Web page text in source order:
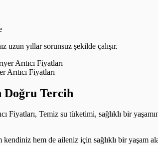
uzun yıllar sorunsuz şekilde çalışır.
Arıtıcı Fiyatları
Doğru Tercih
Fiyatları, Temiz su tüketimi, sağlıklı bir
kendiniz hem de aileniz için sağlıklı bir yaşam